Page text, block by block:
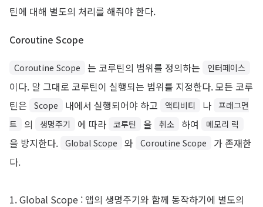
틴에 대해 별도의 처리를 해줘야 한다.
Coroutine Scope
Coroutine Scope 는 코루틴의 범위를 정의하는 인터페이스
이다. 말 그대로 코루틴이 실행되는 범위를 지정한다. 모든 코루
틴은
Scope 내에서 실행되어야 하고 액티비티 나 프래그먼
트
의 생명주기 에 따라 코루틴 을 취소 하여 메모리 릭
을 방지한다. Global Scope 와 Coroutine Scope
가 존재한
다.
1. Global Scope : 앱의 생명주기와 함께 동작하기에 별도의